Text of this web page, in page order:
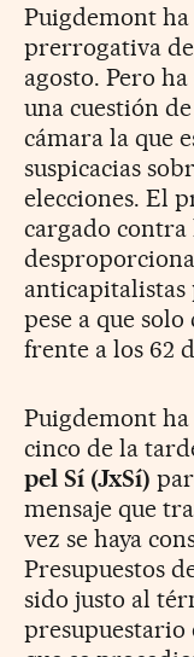
Puigdemont ha
prerrogativa
agosto. Pero
una cuestión
cámara la que
suspicacias
elecciones. El
cargado contra
pese a que
frente a los 62
Puigdemont ha
cinco de la
pel Sí (JxSí)
mensaje que
vez se haya
Presupuestos
sido justo al
presupuestario